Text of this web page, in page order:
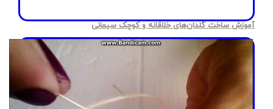
آموزش ساخت گلدان‌های خلاقانه و کوچک سیمانی